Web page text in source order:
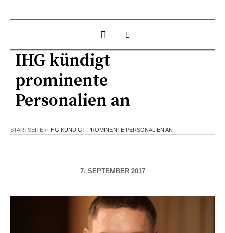
IHG kündigt
prominente
Personalien an
STARTSEITE » IHG KÜNDIGT PROMINENTE PERSONALIEN AN
7. SEPTEMBER 2017